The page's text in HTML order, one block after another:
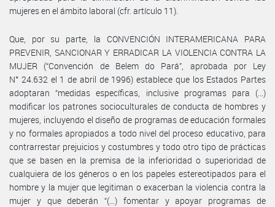
mujeres en el ámbito laboral (cfr. artículo 11).
Que, por su parte, la CONVENCIÓN INTERAMERICANA PARA
PREVENIR, SANCIONAR Y ERRADICAR LA VIOLENCIA CONTRA LA
MUJER (“Convención de Belem do Pará”, aprobada por Ley
N° 24.632 el 1 de abril de 1996) establece que los Estados Partes
adoptaran “medidas específicas, inclusive programas para (...)
modificar los patrones socioculturales de conducta de hombres y
mujeres, incluyendo el diseño de programas de educación formales
y no formales apropiados a todo nivel del proceso educativo, para
contrarrestar prejuicios y costumbres y todo otro tipo de prácticas
que se basen en la premisa de la inferioridad o superioridad de
cualquiera de los géneros o en los papeles estereotipados para el
hombre y la mujer que legitiman o exacerban la violencia contra la
mujer y que deberán “(…) fomentar y apoyar programas de